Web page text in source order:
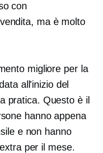
con
ma è molto
migliore per la
all'inizio del
pratica. Questo è il
hanno appena
e non hanno
per il mese.